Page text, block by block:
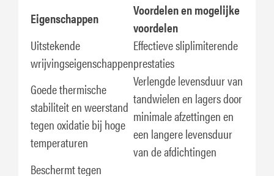
Eigenschappen
Voordelen en mogelijke
voordelen
Uitstekende
wrijvingseigenschappen
Effectieve sliplimiterende
prestaties
Goede thermische
stabiliteit en weerstand
tegen oxidatie bij hoge
temperaturen
Verlengde levensduur van
tandwielen en lagers door
minimale afzettingen en
een langere levensduur
van de afdichtingen
Beschermt tegen